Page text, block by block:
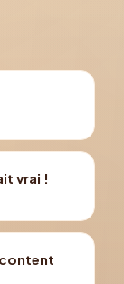
vrai !